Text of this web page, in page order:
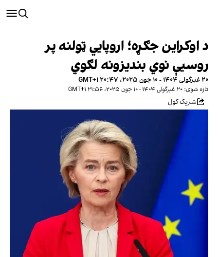
د اوکراین جګړه؛ اروپايي ټولنه پر
روسیې نوي بندیزونه لګوي
۲۰ غبرگولی ۱۴۰۴ - ۱۰ جون ۲۰۲۵، ۲۰:۴۷ GMT+۱
تازه شوی: ۲۰ غبرگولی ۱۴۰۴ - ۱۰ جون ۲۰۲۵، ۲۱:۵۶ GMT+۱
شریک کول